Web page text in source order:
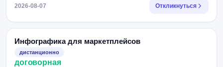
2026-08-07 Откликнуться
Инфографика для маркетплейсов
дистанционно
договорная